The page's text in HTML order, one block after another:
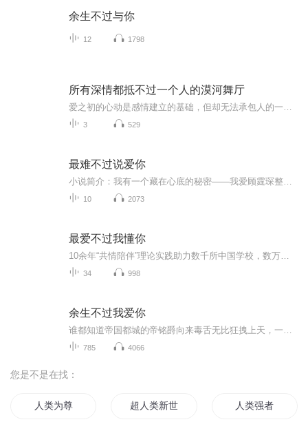
余生不过与你
12 1798
所有深情都抵不过一个人的漠河舞厅
3 529
最难不过说爱你
10 2073
最爱不过我懂你
34 998
余生不过我爱你
785 4066
您是不是在找：
人类为尊 超人类新世界 人类强者